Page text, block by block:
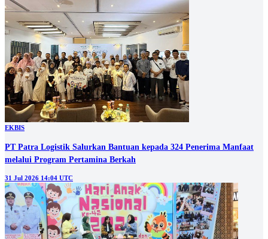
EKBIS
PT Patra Logistik Salurkan Bantuan kepada 324 Penerima Manfaat
melalui Program Pertamina Berkah
31 Jul 2026 14:04 UTC